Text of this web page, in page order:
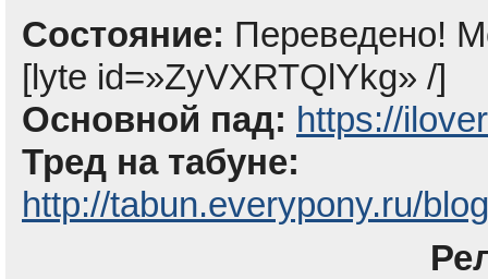
Состояние: Переведено!
[lyte id=»ZyVXRTQlYkg» /]
Основной пад: https://
Тред на табуне:
http://tabun.everypony.ru/